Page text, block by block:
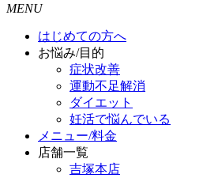
MENU
はじめての方へ
お悩み/目的
症状改善
運動不足解消
ダイエット
妊活で悩んでいる
メニュー/料金
店舗一覧
吉塚本店